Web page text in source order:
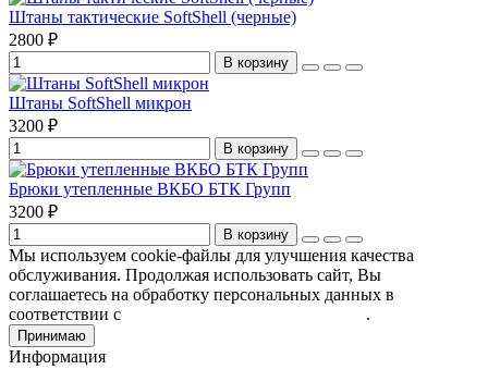
Штаны тактические SoftShell (черные)
2800 ₽
В корзину
Штаны SoftShell микрон
3200 ₽
В корзину
Брюки утепленные ВКБО БТК Групп
3200 ₽
В корзину
Мы используем cookie-файлы для улучшения качества
обслуживания. Продолжая использовать сайт, Вы
соглашаетесь на обработку персональных данных в
соответствии с
.
Принимаю
Информация